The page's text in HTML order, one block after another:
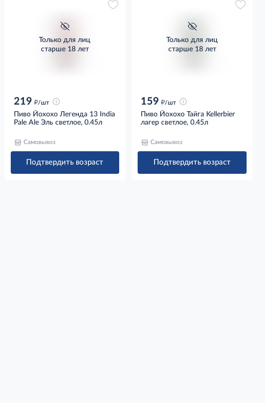
Только для лиц
старше 18 лет
219 д/шт
Пиво Йохохо Легенда 13 India
Pale Ale Эль светлое, 0.45л
Самовывоз
Подтвердить возраст
Только для лиц
старше 18 лет
159 д/шт
Пиво Йохохо Тайга Kellerbier
лагер светлое, 0.45л
Самовывоз
Подтвердить возраст